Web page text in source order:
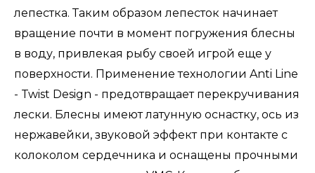
лепестка. Таким образом лепесток начинает
вращение почти в момент погружения блесны
в воду, привлекая рыбу своей игрой еще у
поверхности. Применение технологии Anti Line
- Twist Design - предотвращает перекручивания
лески. Блесны имеют латунную оснастку, ось из
нержавейки, звуковой эффект при контакте с
колоколом сердечника и оснащены прочными